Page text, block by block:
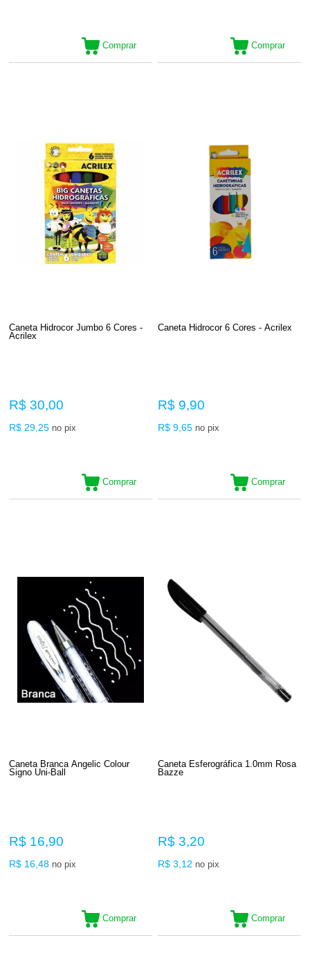
Comprar Comprar
Caneta Hidrocor Jumbo 6 Cores -
Acrilex
R$ 30,00
R$ 29,25 no pix
Comprar
Caneta Hidrocor 6 Cores - Acrilex
R$ 9,90
R$ 9,65 no pix
Comprar
Caneta Branca Angelic Colour
Signo Uni-Ball
R$ 16,90
R$ 16,48 no pix
Comprar
Caneta Esferográfica 1.0mm Rosa
Bazze
R$ 3,20
R$ 3,12 no pix
Comprar